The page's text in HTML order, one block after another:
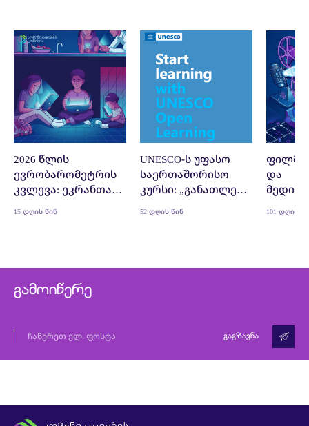
2026 წლის
ევრობარომეტრის
კვლევა: ეკრანთან
გატარებული
დროის გავლენა
15 დღის წინ
UNESCO-ს უფასო
საერთაშორისო
კურსი: „განათლება
ხელოვნური
ინტელექტის
საკლასო
52 დღის წინ
და
101 დღის
გამოიწერე
გაგზავნა